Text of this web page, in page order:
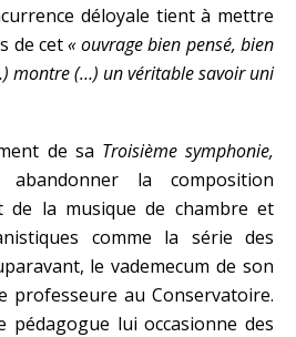
déloyale tient à mettre
de cet« ouvrage bien pensé, bien
montre (…) un véritable savoir uni
de sa Troisième symphonie,
la composition
de la musique de chambre et
comme la série des
le vademecum de son
professeure au Conservatoire.
pédagogue lui occasionne des